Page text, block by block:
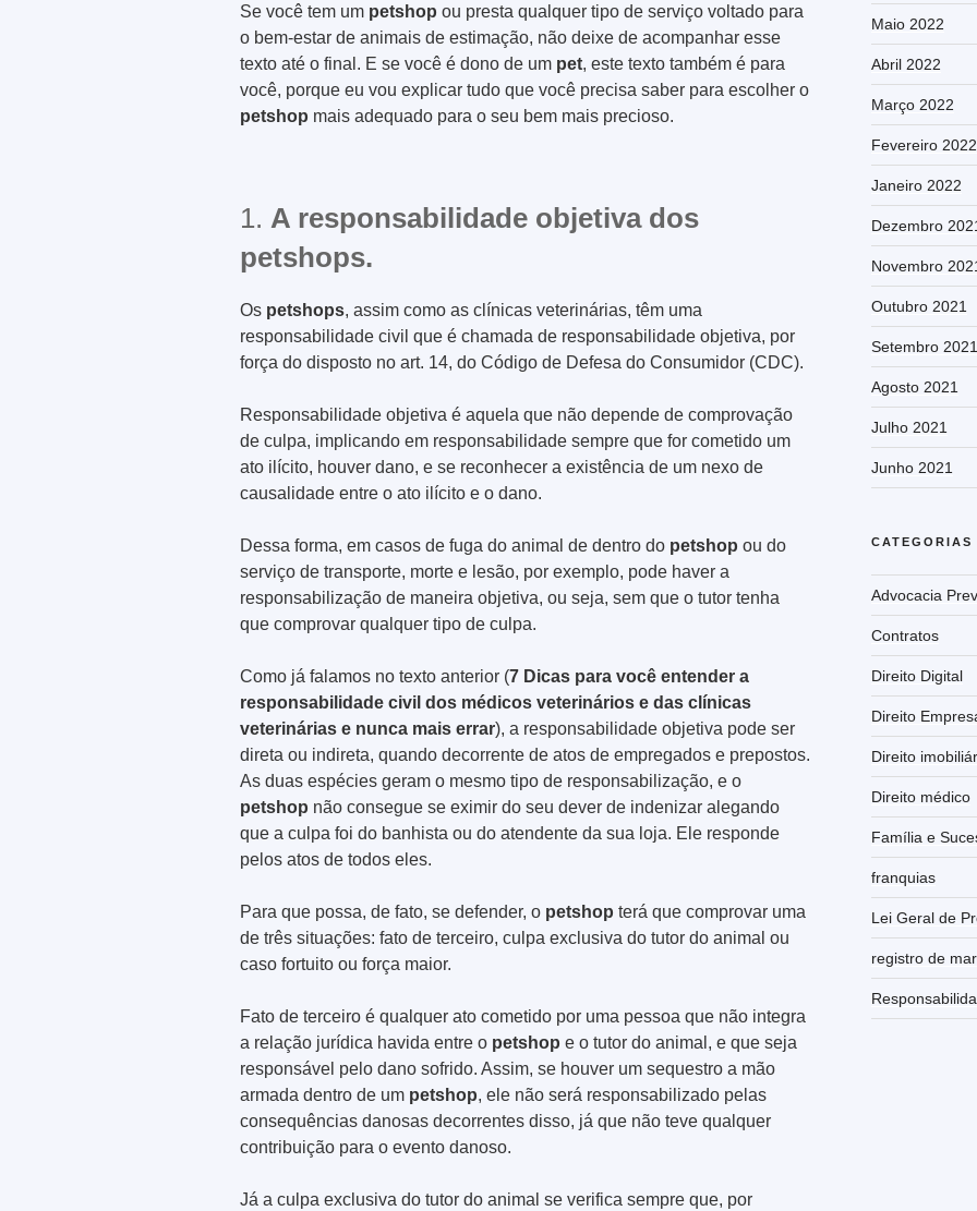
Se você tem um petshop ou presta qualquer tipo de serviço voltado para
o bem-estar de animais de estimação, não deixe de acompanhar esse
texto até o final. E se você é dono de um pet, este texto também é para
você, porque eu vou explicar tudo que você precisa saber para escolher o
petshop mais adequado para o seu bem mais precioso.
1. A responsabilidade objetiva dos
petshops.
Os petshops, assim como as clínicas veterinárias, têm uma
responsabilidade civil que é chamada de responsabilidade objetiva, por
força do disposto no art. 14, do Código de Defesa do Consumidor (CDC).
Responsabilidade objetiva é aquela que não depende de comprovação
de culpa, implicando em responsabilidade sempre que for cometido um
ato ilícito, houver dano, e se reconhecer a existência de um nexo de
causalidade entre o ato ilícito e o dano.
Dessa forma, em casos de fuga do animal de dentro do petshop ou do
serviço de transporte, morte e lesão, por exemplo, pode haver a
responsabilização de maneira objetiva, ou seja, sem que o tutor tenha
que comprovar qualquer tipo de culpa.
Como já falamos no texto anterior (7 Dicas para você entender a
responsabilidade civil dos médicos veterinários e das clínicas
veterinárias e nunca mais errar), a responsabilidade objetiva pode ser
direta ou indireta, quando decorrente de atos de empregados e prepostos.
As duas espécies geram o mesmo tipo de responsabilização, e o
petshop não consegue se eximir do seu dever de indenizar alegando
que a culpa foi do banhista ou do atendente da sua loja. Ele responde
pelos atos de todos eles.
Para que possa, de fato, se defender, o petshop terá que comprovar uma
de três situações: fato de terceiro, culpa exclusiva do tutor do animal ou
caso fortuito ou força maior.
Fato de terceiro é qualquer ato cometido por uma pessoa que não integra
a relação jurídica havida entre o petshop e o tutor do animal, e que seja
responsável pelo dano sofrido. Assim, se houver um sequestro a mão
armada dentro de um petshop, ele não será responsabilizado pelas
consequências danosas decorrentes disso, já que não teve qualquer
contribuição para o evento danoso.
Já a culpa exclusiva do tutor do animal se verifica sempre que, por
Maio 2022
Abril 2022
Março 2022
Fevereiro 2022
Janeiro 2022
Dezembro
Novembro
Outubro 2021
Setembro 2021
Agosto 2021
Julho 2021
Junho 2021
CATEGORIAS
Advocacia
Contratos
Direito Digital
Direito
Direito
Direito médico
Família e
franquias
Lei Geral de
registro de